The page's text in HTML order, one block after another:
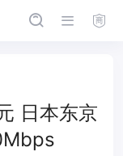
日本东京